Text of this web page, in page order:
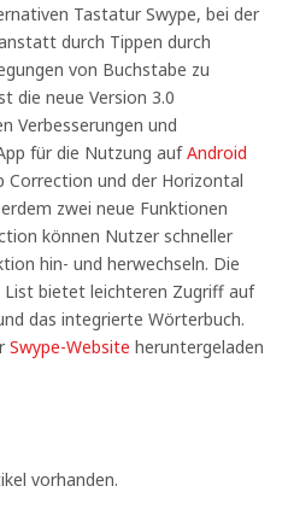
Tastatur Swype, bei der
durch Tippen durch
von Buchstabe zu
die neue Version 3.0
Verbesserungen und
für die Nutzung aufAndroid
und der Horizontal
zwei neue Funktionen
können Nutzer schneller
hin- und herwechseln. Die
bietet leichteren Zugriff auf
das integrierte Wörterbuch.
Swype-Website heruntergeladen
vorhanden.